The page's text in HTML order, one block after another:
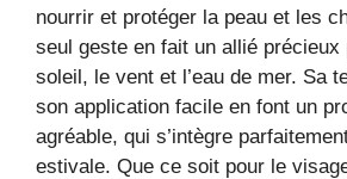
nourrir et protéger la peau et les
seul geste en fait un allié précieux
soleil, le vent et l’eau de mer. Sa
son application facile en font un
agréable, qui s’intègre
estivale. Que ce soit pour le